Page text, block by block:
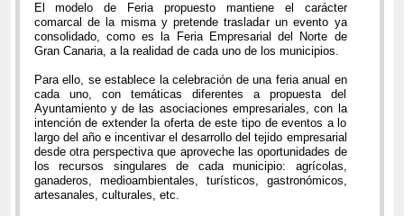
El modelo de Feria propuesto mantiene el carácter
comarcal de la misma y pretende trasladar un evento ya
consolidado, como es la Feria Empresarial del Norte de
Gran Canaria, a la realidad de cada uno de los municipios.
Para ello, se establece la celebración de una feria anual en
cada uno, con temáticas diferentes a propuesta del
Ayuntamiento y de las asociaciones empresariales, con la
intención de extender la oferta de este tipo de eventos a lo
largo del año e incentivar el desarrollo del tejido empresarial
desde otra perspectiva que aproveche las oportunidades de
los recursos singulares de cada municipio: agrícolas,
ganaderos, medioambientales, turísticos, gastronómicos,
artesanales, culturales, etc.